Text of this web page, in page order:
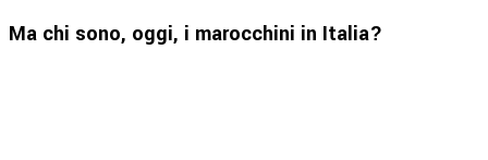
Ma chi sono, oggi, i marocchini in Italia?